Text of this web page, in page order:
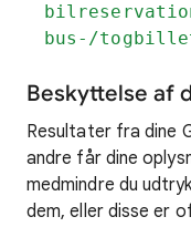
bus-/
Beskyttelse af
Resultater fra dine
andre får dine
medmindre du
dem, eller disse er